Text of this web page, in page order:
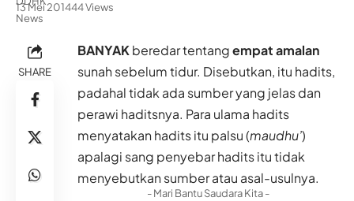
13 Mei 201444 Views
SHARE
BANYAKberedar tentangempat amalan
sunah sebelum tidur. Disebutkan, itu hadits,
padahal tidak ada sumber yang jelas dan
perawi haditsnya. Para ulama hadits
menyatakan hadits itu palsu (maudhu’)
apalagi sang penyebar hadits itu tidak
menyebutkan sumber atau asal-usulnya.
- Mari Bantu Saudara Kita -